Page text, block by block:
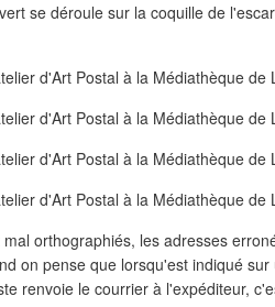
se déroule sur la coquille de
orthographiés, les adresses
on pense que lorsqu'est indiqué
renvoie le courrier à l'expéditeur,